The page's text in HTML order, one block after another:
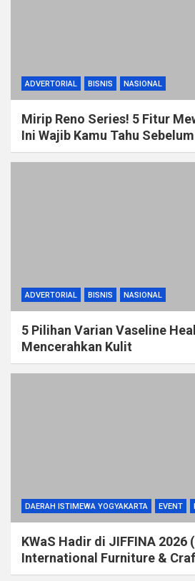
ADVERTORIAL BISNIS NASIONAL
Mirip Reno Series! 5 Fitur
Ini Wajib Kamu Tahu
ADVERTORIAL BISNIS NASIONAL
5 Pilihan Varian Vaseline
Mencerahkan Kulit
DAERAH ISTIMEWA YOGYAKARTA EVENT
KWaS Hadir di JIFFINA 2026
International Furniture &